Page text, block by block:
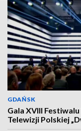
GDAŃSK
Gala XVIII
Telewizji Polskiej